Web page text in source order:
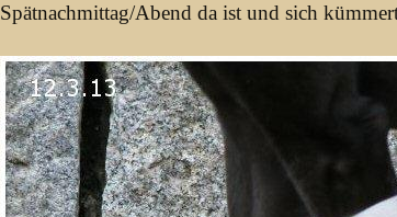
Spätnachmittag/Abend da ist und sich